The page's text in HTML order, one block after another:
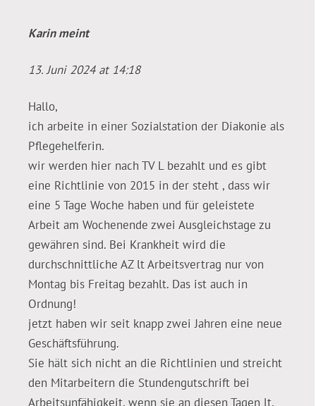
Karinmeint
13. Juni 2024 at 14:18
Hallo,
ich arbeite in einer Sozialstation der Diakonie als
Pflegehelferin.
wir werden hier nach TV L bezahlt und es gibt
eine Richtlinie von 2015 in der steht , dass wir
eine 5 Tage Woche haben und für geleistete
Arbeit am Wochenende zwei Ausgleichstage zu
gewähren sind. Bei Krankheit wird die
durchschnittliche AZ lt Arbeitsvertrag nur von
Montag bis Freitag bezahlt. Das ist auch in
Ordnung!
jetzt haben wir seit knapp zwei Jahren eine neue
Geschäftsführung.
Sie hält sich nicht an die Richtlinien und streicht
den Mitarbeitern die Stundengutschrift bei
Arbeitsunfähigkeit, wenn sie an diesen Tagen lt.